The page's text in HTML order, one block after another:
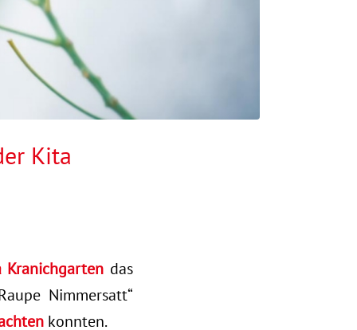
Kita
Kranichgarten das
Nimmersatt“
konnten.